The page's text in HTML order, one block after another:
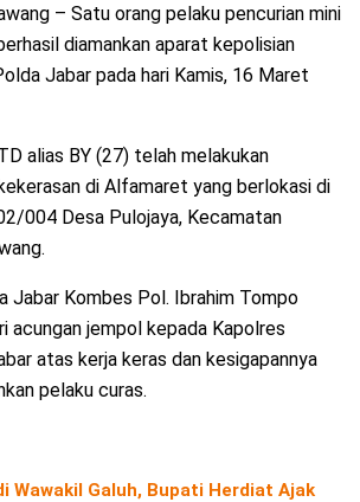
– Satu orang pelaku pencurian mini
diamankan aparat kepolisian
Jabar pada hari Kamis, 16 Maret
alias BY (27) telah melakukan
di Alfamaret yang berlokasi di
004 Desa Pulojaya, Kecamatan
Jabar Kombes Pol. Ibrahim Tompo
acungan jempol kepada Kapolres
atas kerja keras dan kesigapannya
pelaku curas.
Wawakil Galuh, Bupati Herdiat Ajak